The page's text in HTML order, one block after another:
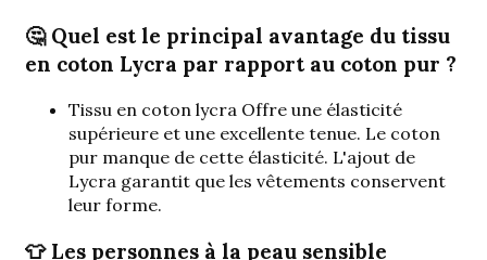
🤔 Quel est le principal avantage du tissu
en coton Lycra par rapport au coton pur ?
Tissu en coton lycraOffre une élasticité
supérieure et une excellente tenue. Le coton
pur manque de cette élasticité. L'ajout de
Lycra garantit que les vêtements conservent
leur forme.
👕 Les personnes à la peau sensible